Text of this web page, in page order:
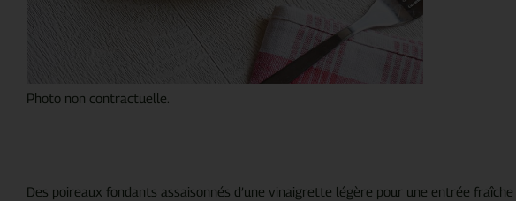
Photo non contractuelle.
Des poireaux fondants assaisonnés d’une vinaigrette légère pour une entrée fraîche